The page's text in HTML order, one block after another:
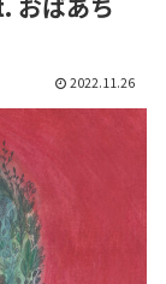
2022.11.26